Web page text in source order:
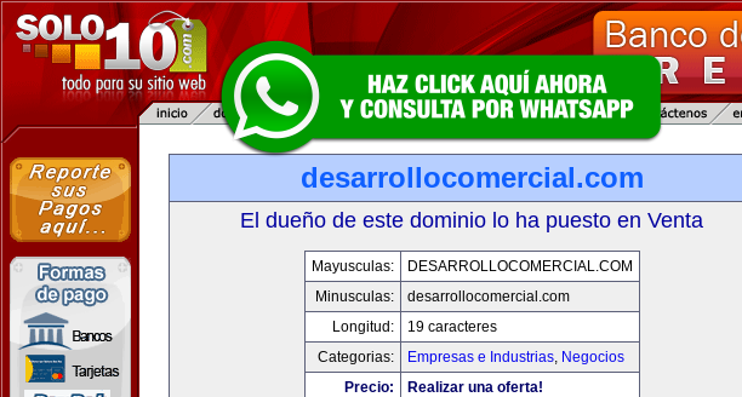
desarrollocomercial.com
El dueño de este dominio lo ha puesto en Venta
Mayusculas:
DESARROLLOCOMERCIAL.COM
Minusculas:
desarrollocomercial.com
Longitud:
19 caracteres
Categorias:
Empresas e Industrias, Negocios
Precio:
Realizar una oferta!